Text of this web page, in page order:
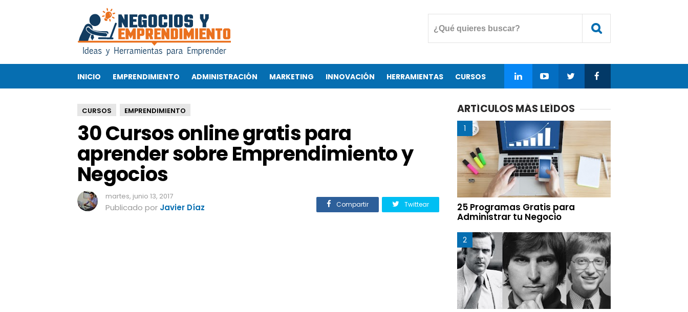
C
o
s
o
n
l
i
n
e
g
r
a
t
INICIO EMPRENDIMIENTO ADMINISTRACIÓN MARKETING INNOVACIÓN HERRAMIENTAS CURSOS
CURSOS EMPRENDIMIENTO
30 Cursos online gratis para
aprender sobre Emprendimiento y
Negocios
martes, junio 13, 2017
Publicado por Javier Díaz Compartir Twittear
ARTÍCULOS MÁS LEÍDOS
25 Programas Gratis para
Administrar tu Negocio